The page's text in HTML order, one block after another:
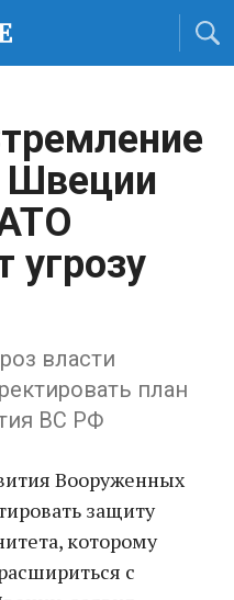
Швеции
угрозу
власти
план
ВС РФ
Вооруженных
защиту
которому
с